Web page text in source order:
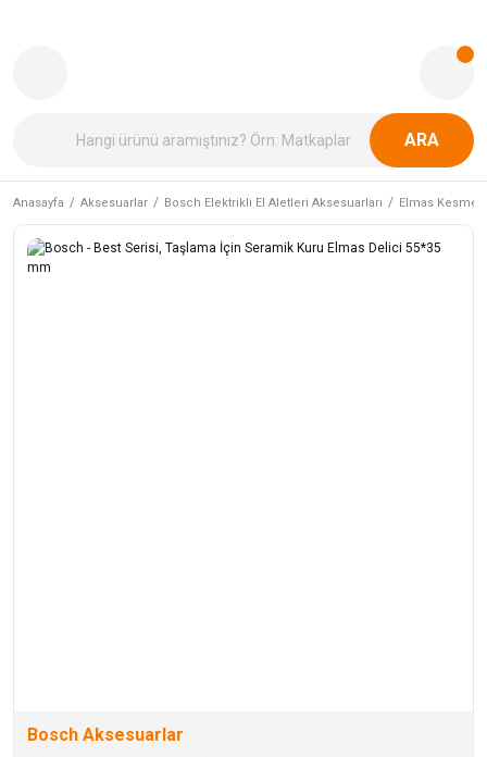
ARA
Anasayfa Aksesuarlar Bosch Elektrikli El Aletleri Aksesuarları Elmas Kesme
Bosch Aksesuarlar